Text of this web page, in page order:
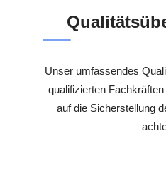
Unser umfassendes
qualifizierten
auf die Sicherstellung